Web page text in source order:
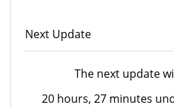
Next Update
The next update
20 hours, 27 minutes